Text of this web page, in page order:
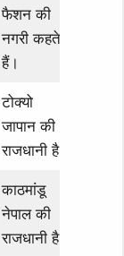
फैशन की
नगरी कहते
हैं।
टोक्यो
जापान की
राजधानी है।
काठमांडू
नेपाल की
राजधानी है।